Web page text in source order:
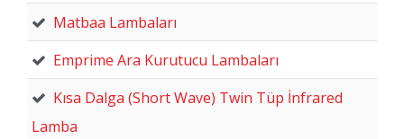
Matbaa Lambaları
Emprime Ara Kurutucu Lambaları
Kısa Dalga (Short Wave) Twin Tüp İnfrared
Lamba